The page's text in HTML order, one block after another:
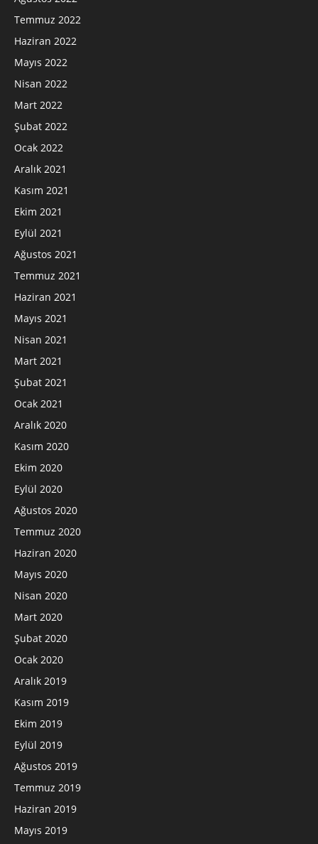
Temmuz 2022
Haziran 2022
Mayıs 2022
Nisan 2022
Mart 2022
Şubat 2022
Ocak 2022
Aralık 2021
Kasım 2021
Ekim 2021
Eylül 2021
Ağustos 2021
Temmuz 2021
Haziran 2021
Mayıs 2021
Nisan 2021
Mart 2021
Şubat 2021
Ocak 2021
Aralık 2020
Kasım 2020
Ekim 2020
Eylül 2020
Ağustos 2020
Temmuz 2020
Haziran 2020
Mayıs 2020
Nisan 2020
Mart 2020
Şubat 2020
Ocak 2020
Aralık 2019
Kasım 2019
Ekim 2019
Eylül 2019
Ağustos 2019
Temmuz 2019
Haziran 2019
Mayıs 2019